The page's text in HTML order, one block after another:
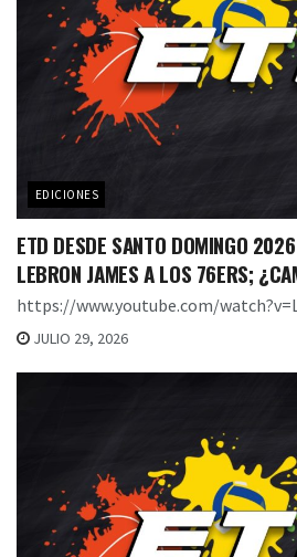
EDICIONES
ETD DESDE SANTO DOMINGO
LEBRON JAMES A LOS 76ERS;
https://www.youtube.com/
JULIO 29, 2026